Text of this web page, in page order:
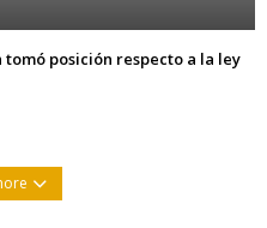
posición respecto a la ley